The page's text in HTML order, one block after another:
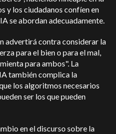
y los ciudadanos confíen en
se abordan adecuadamente.
advertirá contra considerar la
para el bien o para el mal,
para ambos". La
también complica la
los algoritmos necesarios
ser los que pueden
en el discurso sobre la